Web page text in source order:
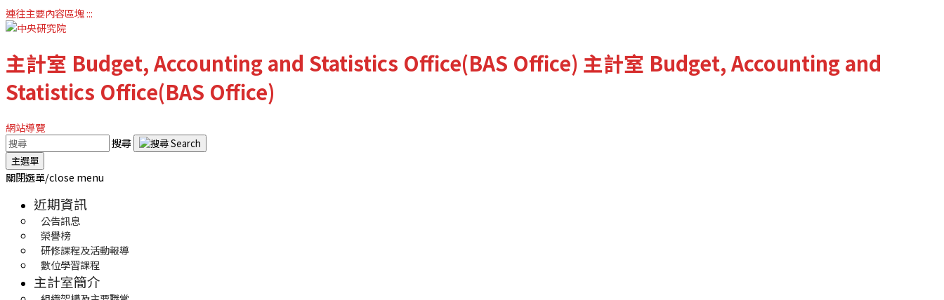
連往主要內容區塊:::
主計室 Budget, Accounting and Statistics Office(BAS Office) 主計室 Budget, Accounting and
Statistics Office(BAS Office)
網站導覽
搜尋
主選單
關閉選單/close menu
近期資訊
公告訊息
榮譽榜
研修課程及活動報導
數位學習課程
主計室簡介